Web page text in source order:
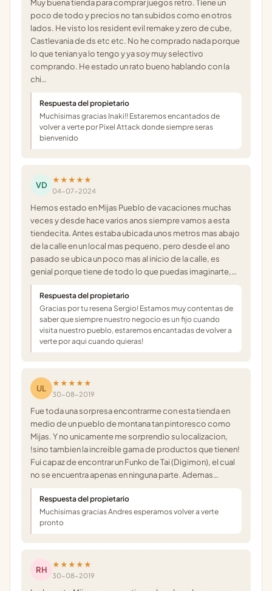
Muy buena tienda para comprar juegos retro. Tiene un
poco de todo y precios no tan subidos como en otros
lados. He visto los resident evil remake y zero de cube,
Castlevania de ds etc etc. No he comprado nada porque
lo que tenian ya lo tengo y ya soy muy selectivo
comprando. He estado un rato bueno hablando con la
chi…
Respuesta del propietario
Muchisimas gracias Inaki!! Estaremos encantados de
volver a verte por Pixel Attack donde siempre seras
bienvenido
VD
★★★★★
04-07-2024
Hemos estado en Mijas Pueblo de vacaciones muchas
veces y desde hace varios anos siempre vamos a esta
tiendecita. Antes estaba ubicada unos metros mas abajo
de la calle en un local mas pequeno, pero desde el ano
pasado se ubica un poco mas al inicio de la calle, es
genial porque tiene de todo lo que puedas imaginarte,…
Respuesta del propietario
Gracias por tu resena Sergio! Estamos muy contentas de
saber que siempre nuestro negocio es un fijo cuando
visita nuestro pueblo, estaremos encantadas de volver a
verte por aqui cuando quieras!
UL
★★★★★
30-08-2019
Fue toda una sorpresa encontrarme con esta tienda en
medio de un pueblo de montana tan pintoresco como
Mijas. Y no unicamente me sorprendio su localizacion,
!sino tambien la increible gama de productos que tienen!
Fui capaz de encontrar un Funko de Tai (Digimon), el cual
no se encuentra apenas en ninguna parte. Ademas…
Respuesta del propietario
Muchisimas gracias Andres esperamos volver a verte
pronto
RH
★★★★★
30-08-2019